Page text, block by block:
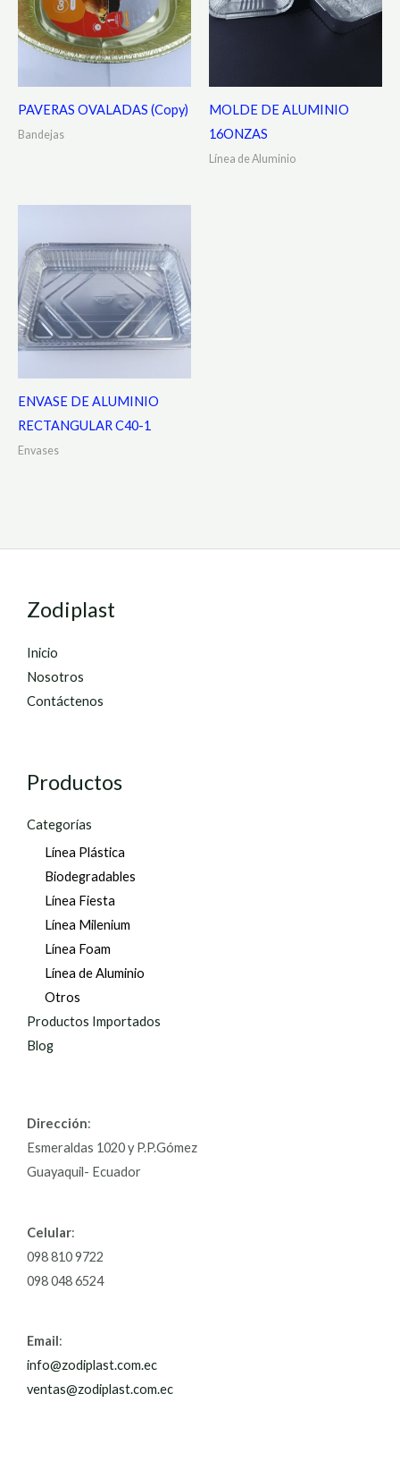
PAVERAS OVALADAS (Copy)
Bandejas
MOLDE DE ALUMINIO
16ONZAS
Línea de Aluminio
ENVASE DE ALUMINIO
RECTANGULAR C40-1
Envases
Zodiplast
Inicio
Nosotros
Contáctenos
Productos
Categorías
Línea Plástica
Biodegradables
Línea Fiesta
Línea Milenium
Línea Foam
Línea de Aluminio
Otros
Productos Importados
Blog
Dirección:
Esmeraldas 1020 y P.P.Gómez
Guayaquil- Ecuador
Celular:
098 810 9722
098 048 6524
Email :
info@zodiplast.com.ec
ventas@zodiplast.com.ec